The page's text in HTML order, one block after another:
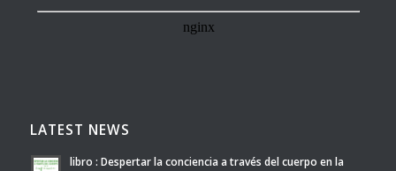
LATEST NEWS
libro : Despertar la conciencia a través del cuerpo en la